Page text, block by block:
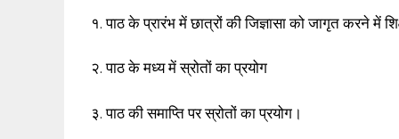
१. पाठ के प्रारंभ में छात्रों की जिज्ञासा को जागृत करने में
२. पाठ के मध्य में स्रोतों का प्रयोग
३. पाठ की समाप्ति पर स्रोतों का प्रयोग।